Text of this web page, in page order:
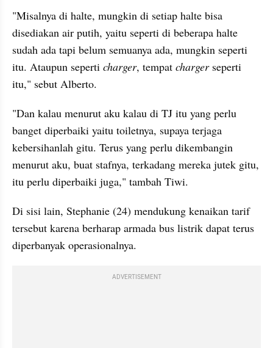
"Misalnya di halte, mungkin di setiap halte bisa
disediakan air putih, yaitu seperti di beberapa halte
sudah ada tapi belum semuanya ada, mungkin seperti
itu. Ataupun seperti charger, tempat charger seperti
itu," sebut Alberto.
"Dan kalau menurut aku kalau di TJ itu yang perlu
banget diperbaiki yaitu toiletnya, supaya terjaga
kebersihanlah gitu. Terus yang perlu dikembangin
menurut aku, buat stafnya, terkadang mereka jutek gitu,
itu perlu diperbaiki juga," tambah Tiwi.
Di sisi lain, Stephanie (24) mendukung kenaikan tarif
tersebut karena berharap armada bus listrik dapat terus
diperbanyak operasionalnya.
ADVERTISEMENT